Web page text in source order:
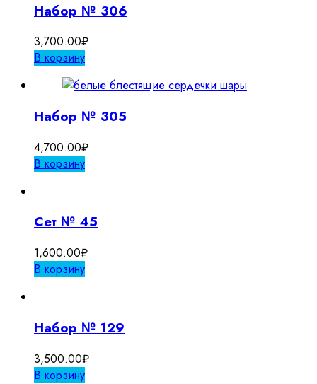
Набор № 306
3,700.00₽
В корзину
Набор № 305
4,700.00₽
В корзину
Сет № 45
1,600.00₽
В корзину
Набор № 129
3,500.00₽
В корзину